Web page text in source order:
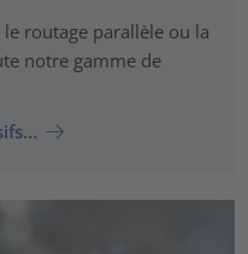
routage parallèle ou la
notre gamme de